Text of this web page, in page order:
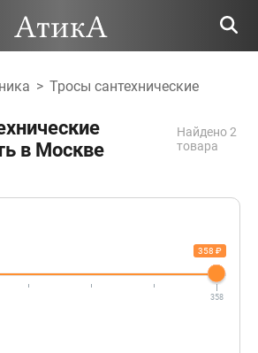
> Тросы сантехнические
в Москве
Найдено 2
товара
358 ₽
358